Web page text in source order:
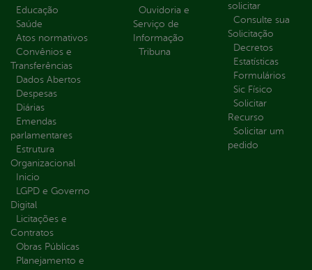
Educação
Saúde
Atos normativos
Convênios e
Transferências
Dados Abertos
Despesas
Diárias
Emendas
parlamentares
Estrutura
Organizacional
Inicio
LGPD e Governo
Digital
Licitações e
Contratos
Obras Públicas
Planejamento e
Ouvidoria e
Serviço de
Informação
Tribuna
solicitar
Consulte sua
Solicitação
Decretos
Estatísticas
Formulários
Sic Físico
Solicitar
Recurso
Solicitar um
pedido